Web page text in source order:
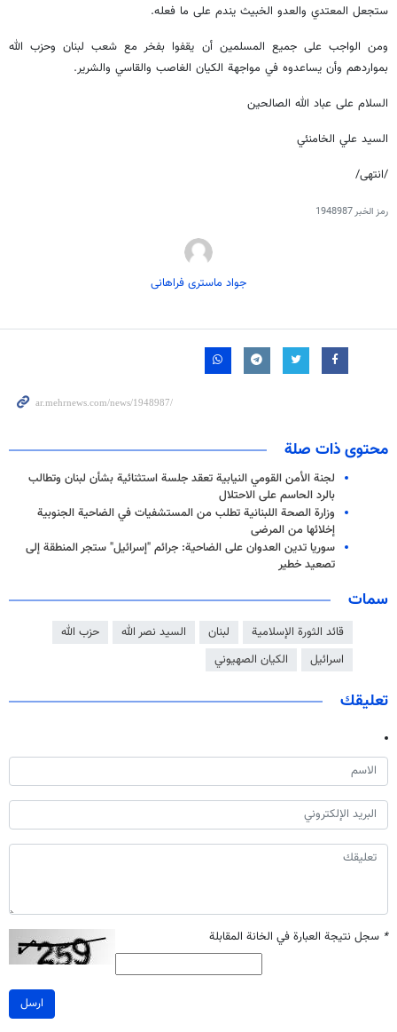
ستجعل المعتدي والعدو الخبيث يندم على ما فعله.
ومن الواجب على جميع المسلمين أن يقفوا بفخر مع شعب لبنان وحزب الله
بمواردهم وأن يساعدوه في مواجهة الكيان الغاصب والقاسي والشرير.
السلام على عباد الله الصالحين
السيد علي الخامنئي
/انتهى/
رمز الخبر1948987
جواد ماستری فراهانی
محتوى ذات صلة
لجنة الأمن القومي النيابية تعقد جلسة استثنائية بشأن لبنان وتطالب
بالرد الحاسم على الاحتلال
وزارة الصحة اللبنانية تطلب من المستشفيات في الضاحية الجنوبية
إخلائها من المرضى
سوريا تدين العدوان على الضاحية: جرائم "إسرائيل" ستجر المنطقة إلى
تصعيد خطير
سمات
قائد الثورة الإسلامية لبنان السيد نصر الله
حزب الله
اسرائيل
الكيان الصهيوني
تعليقك
* سجل نتيجة العبارة في الخانة المقابلة
ارسل